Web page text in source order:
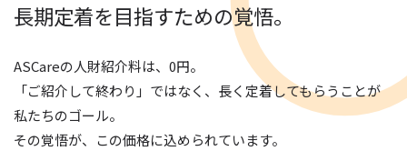
長期定着を目指すための覚悟。
ASCareの人財紹介料は、0円。
「ご紹介して終わり」ではなく、長く定着してもらうことが
私たちのゴール。
その覚悟が、この価格に込められています。